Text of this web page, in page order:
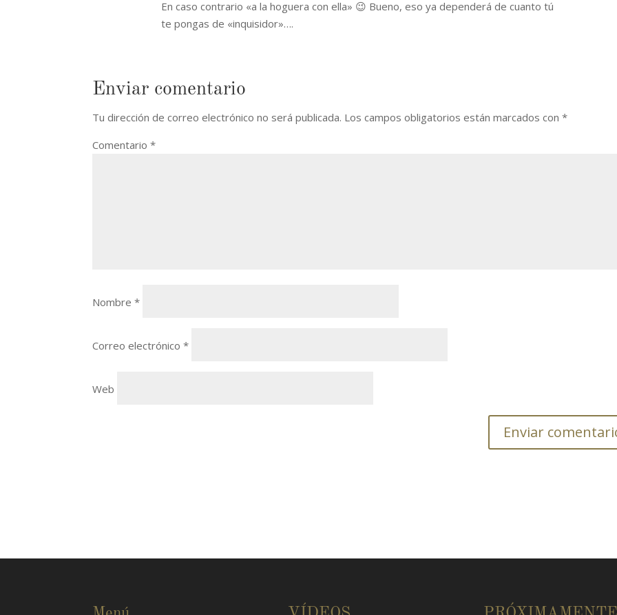
En caso contrario «a la hoguera con ella» 😉 Bueno, eso ya dependerá de cuanto tú
te pongas de «inquisidor»….
Enviar comentario
Tu dirección de correo electrónico no será publicada. Los campos obligatorios están marcados con*
Comentario*
Nombre*
Correo electrónico*
Web